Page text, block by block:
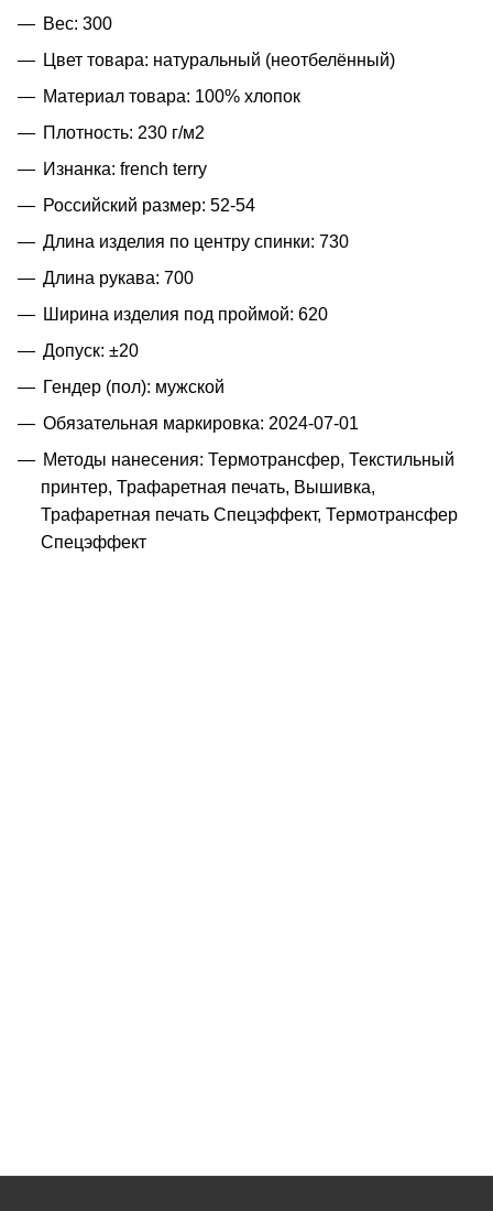
Вес: 300
Цвет товара: натуральный (неотбелённый)
Материал товара: 100% хлопок
Плотность: 230 г/м2
Изнанка: french terry
Российский размер: 52-54
Длина изделия по центру спинки: 730
Длина рукава: 700
Ширина изделия под проймой: 620
Допуск: ±20
Гендер (пол): мужской
Обязательная маркировка: 2024-07-01
Методы нанесения: Термотрансфер, Текстильный
принтер, Трафаретная печать, Вышивка,
Трафаретная печать Спецэффект, Термотрансфер
Спецэффект